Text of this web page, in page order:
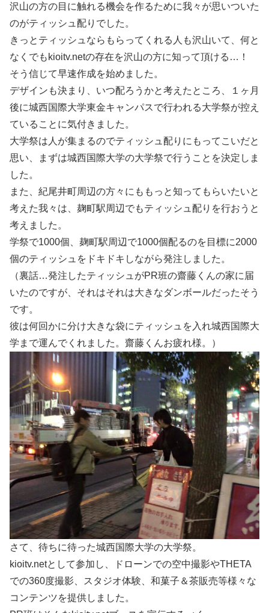
沢山の方の目に触れる機会を作るために我々が思いついた
のがティッシュ配りでした。
きっとティッシュならもらってくれる人も沢山いて、何と
なくでもkioitv.netの存在を沢山の方に知って頂ける…！
そう信じて早速作成を始めました。
デザインも決まり、いつ配ろうかと考えたところ、１ヶ月
後に城西国際大学東金キャンパスで行われる大学祭が控え
ていることに気付きました。
大学祭は人が集まるのでティッシュ配りにもってこいだと
思い、まずは城西国際大学の大学祭で行うことを決定しま
した。
また、紀尾井町周辺の方々にももっと知ってもらいたいと
考えた我々は、麹町駅周辺でもティッシュ配りを行おうと
考えました。
学祭で1000個、麹町駅周辺で1000個配るのを目標に2000
個のティッシュをドキドキしながら発注しました。
（裏話…発注したティッシュがPR班の齋藤くんの家に届
いたのですが、それはそれは大きなダンボールだったそう
です。
彼は何回かに分け大きな袋にティッシュを入れ城西国際大
学まで運んでくれました。齋藤くんお疲れ様。）
さて、待ちに待った城西国際大学の大学祭。
kioitv.netとして参加し、ドローンでの空中撮影やTHETA
での360度撮影、スタジオ体験、和菓子＆茶販売等様々な
コンテンツを提供しました。